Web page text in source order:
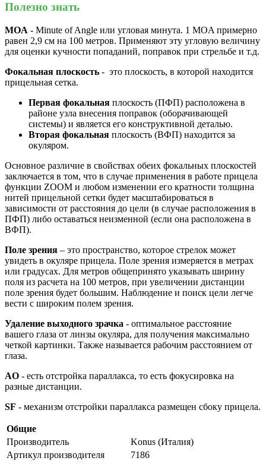
Полезно знать
MOA - Minute of Angle или угловая минута. 1 MOA примерно
равен 2,9 см на 100 метров. Применяют эту угловую величину
для оценки кучности попаданий, поправок при стрельбе и т.д.
Фокальная плоскость - это плоскость, в которой находится
прицельная сетка.
Первая фокальная плоскость (ПФП) расположена в
районе узла внесения поправок (оборачивающей
системы) и является его конструктивной деталью.
Вторая фокальная плоскость (ВФП) находится за
окуляром.
Основное различие в свойствах обеих фокальных плоскостей
заключается в том, что в случае применения в работе прицела
функции ZOOM и любом изменении его кратности толщина
нитей прицельной сетки будет масштабироваться в
зависимости от расстояния до цели (в случае расположения в
ПФП) либо оставаться неизменной (если она расположена в
ВФП).
Поле зрения – это пространство, которое стрелок может
увидеть в окуляре прицела. Поле зрения измеряется в метрах
или градусах. Для метров общепринято указывать ширину
поля из расчета на 100 метров, при увеличении дистанции
поле зрения будет большим. Наблюдение и поиск цели легче
вести с широким полем зрения.
Удаление выходного зрачка - оптимальное расстояние
вашего глаза от линзы окуляра, для получения максимально
четкой картинки. Также называется рабочим расстоянием от
глаза.
AO - есть отстройка параллакса, то есть фокусировка на
разные дистанции.
SF - механизм отстройки параллакса размещен сбоку прицела.
Общие
Производитель
Konus (Италия)
Артикул производителя
7186